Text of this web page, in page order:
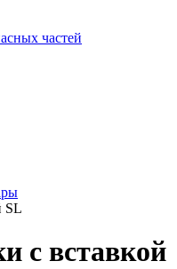
SL
с вставкой